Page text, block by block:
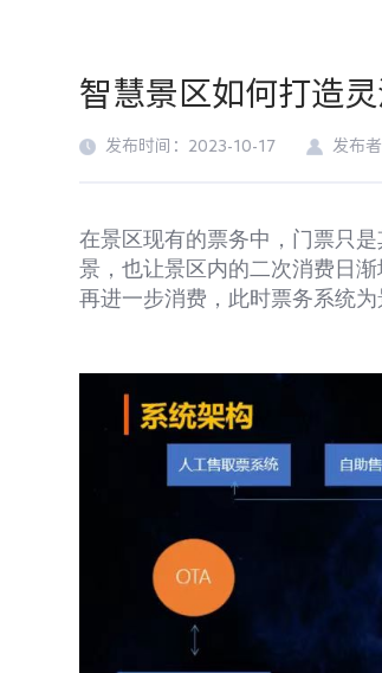
智慧景区如何打造
发布时间：2023-10-17 发布者
在景区现有的票务中，门票只
景，也让景区内的二次消费日
再进一步消费，此时票务系统